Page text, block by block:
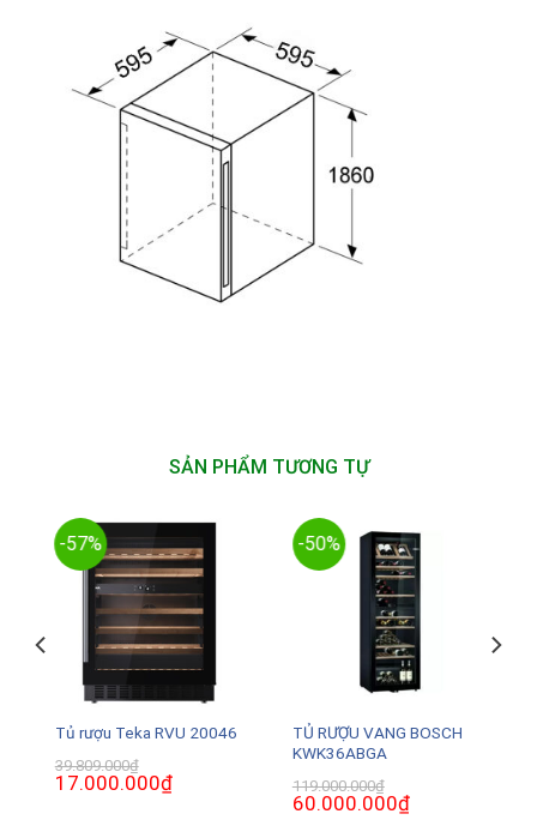
SẢN PHẨM TƯƠNG TỰ
-57%
Tủ rượu Teka RVU 20046
39.809.000₫
Giá
gốc
17.000.000₫Giá
hiện
-50%
TỦ RƯỢU VANG BOSCH
KWK36ABGA
119.000.000₫
Giá
gốc
60.000.000₫Giá
hiện